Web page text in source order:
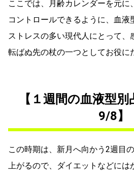
ここでは、月齢カレンダーを元
コントロールできるように、血液
ストレスの多い現代人にとって、
転ばぬ先の杖の一つとしてお役に
【１週間の血液型
9/8】
この時期は、新月へ向かう2週目
上がるので、ダイエットなどには